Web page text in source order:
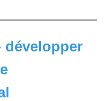
développer